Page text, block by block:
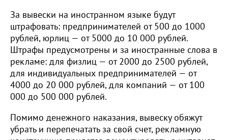
За вывески на иностранном языке будут
штрафовать: предпринимателей от 500 до 1000
рублей, юрлиц — от 5000 до 10 000 рублей.
Штрафы предусмотрены и за иностранные слова в
рекламе: для физлиц — от 2000 до 2500 рублей,
для индивидуальных предпринимателей — от
4000 до 20 000 рублей, для компаний — от 100
000 до 500 000 рублей.
Помимо денежного наказания, вывеску обяжут
убрать и перепечатать за свой счет, рекламную